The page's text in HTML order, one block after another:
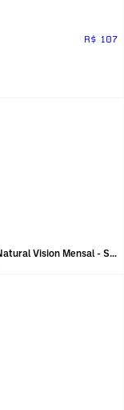
R$ 107
Coloridas Natural Vision Mensal - Sem Grau